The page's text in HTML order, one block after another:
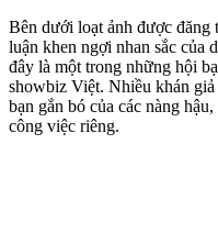
Bên dưới loạt ảnh được đăng
luận khen ngợi nhan sắc của
đây là một trong những hội
showbiz Việt. Nhiều khán
bạn gắn bó của các nàng
công việc riêng.